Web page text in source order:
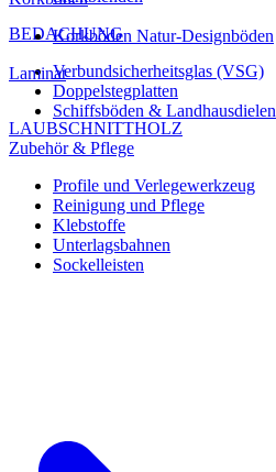
BEDACHUNG
Verbundsicherheitsglas (VSG)
Doppelstegplatten
LAUBSCHNITTHOLZ
Korkböden Natur-Designböden
Laminat
Schiffsböden & Landhausdielen
Zubehör & Pflege
Profile und Verlegewerkzeug
Reinigung und Pflege
Klebstoffe
Unterlagsbahnen
Sockelleisten